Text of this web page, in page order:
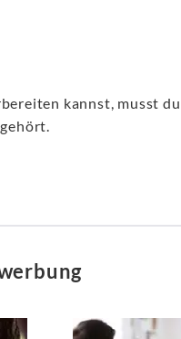
kannst, musst